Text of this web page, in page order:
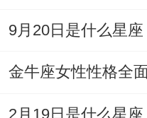
9月20日是什么星
2月19日是什么星